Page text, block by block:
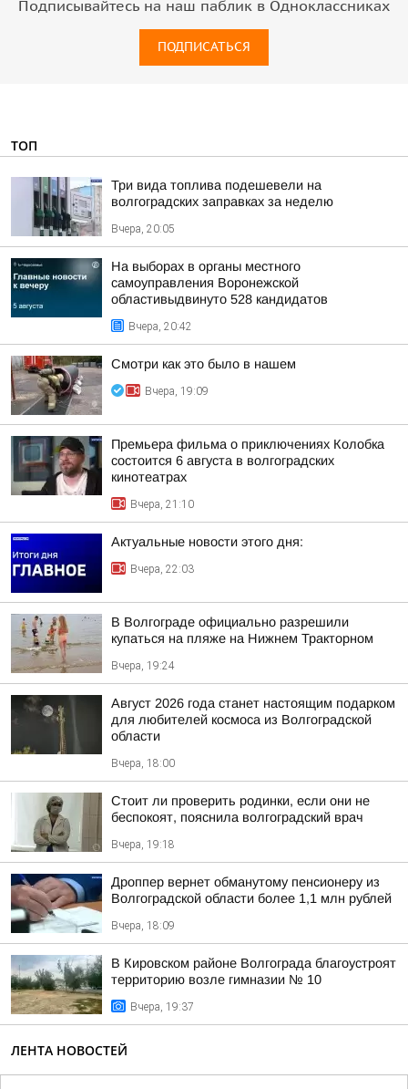
Подписывайтесь на наш паблик в Одноклассниках
ПОДПИСАТЬСЯ
ТОП
Три вида топлива подешевели на
волгоградских заправках за неделю
Вчера, 20:05
На выборах в органы местного
самоуправления Воронежской
областивыдвинуто 528 кандидатов
Вчера, 20:42
Смотри как это было в нашем
Вчера, 19:09
Премьера фильма о приключениях Колобка
состоится 6 августа в волгоградских
кинотеатрах
Вчера, 21:10
Актуальные новости этого дня:
Вчера, 22:03
В Волгограде официально разрешили
купаться на пляже на Нижнем Тракторном
Вчера, 19:24
Август 2026 года станет настоящим подарком
для любителей космоса из Волгоградской
области
Вчера, 18:00
Стоит ли проверить родинки, если они не
беспокоят, пояснила волгоградский врач
Вчера, 19:18
Дроппер вернет обманутому пенсионеру из
Волгоградской области более 1,1 млн рублей
Вчера, 18:09
В Кировском районе Волгограда благоустроят
территорию возле гимназии № 10
Вчера, 19:37
ЛЕНТА НОВОСТЕЙ